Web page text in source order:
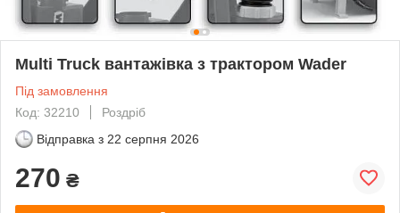
Multi Truck вантажівка з трактором Wader
Під замовлення
Код: 32210
Роздріб
Відправка з 22 серпня 2026
270 ₴